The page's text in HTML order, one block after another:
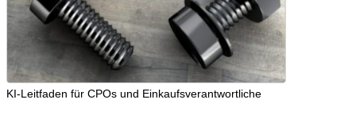
KI-Leitfaden für CPOs und Einkaufsverantwortliche